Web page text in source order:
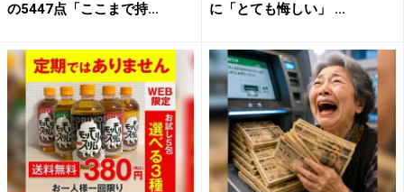
の5447点「ここまで持...
に「とても悔しい」 ...